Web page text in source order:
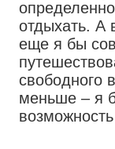
отдыхать. А
еще я бы
свободного
меньше – я